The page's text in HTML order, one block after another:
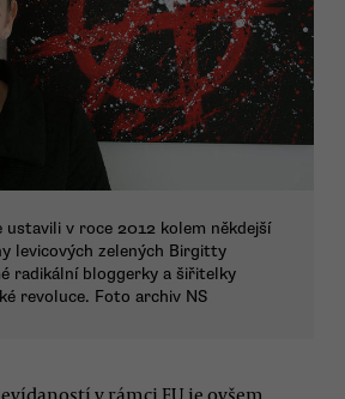
v roce 2012 kolem někdejší
levicových zelených Birgitty
radikální bloggerky a šiřitelky
revoluce. Foto archiv NS
v rámci EU je ovšem